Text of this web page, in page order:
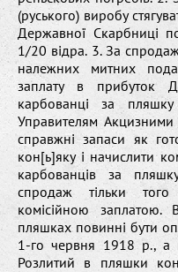
(руського) виробу
Державної Скарбниці
1/20 відра. 3. За
належних митних
заплату в прибуток
карбованці за
Управителям
справжні запаси як
кон[ь]яку і начислити
карбованців за
спродаж тільки
комісійною заплатою.
пляшках повинні бути
1-го червня 1918 р., а
Розлитий в пляшки